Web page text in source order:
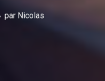
par Nicolas